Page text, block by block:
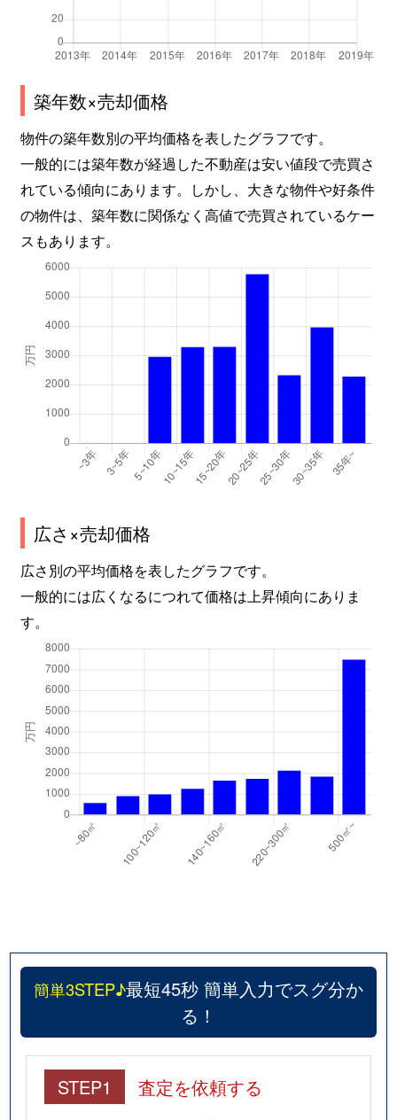
築年数×売却価格
物件の築年数別の平均価格を表したグラフです。
一般的には築年数が経過した不動産は安い値段で売買さ
れている傾向にあります。しかし、大きな物件や好条件
の物件は、築年数に関係なく高値で売買されているケー
スもあります。
広さ×売却価格
広さ別の平均価格を表したグラフです。
一般的には広くなるにつれて価格は上昇傾向にありま
す。
簡単3STEP♪最短45秒 簡単入力でスグ分か
る！
STEP1 査定を依頼する